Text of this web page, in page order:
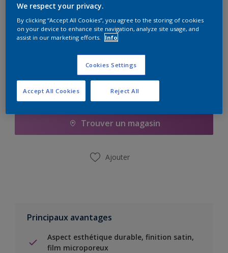
Quantité Calculateur de peinture
Calculer
Ajouter à la liste d’achats
Trouver un magasin
Ajouter
Principaux avantages
Aspect esthétique durable, finition satin,
film microporeux
We respect your privacy.
By clicking “Accept All Cookies”, you agree to the storing of cookies
on your device to enhance site navigation, analyze site usage, and
assist in our marketing efforts.
Info
Cookies Settings
Reject All
Accept All Cookies